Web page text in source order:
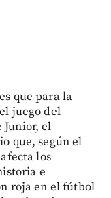
que para la
juego del
Junior, el
que, según el
los
e
roja en el fútbol